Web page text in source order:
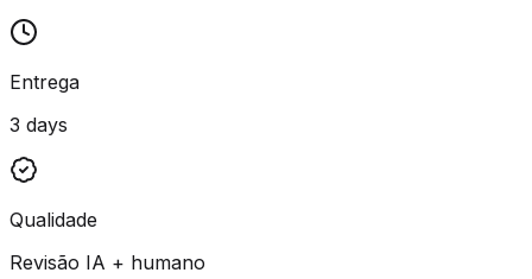
Entrega
3 days
Qualidade
Revisão IA + humano